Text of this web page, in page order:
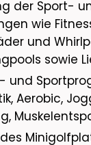
der Sport-
wie
und
sowie
und
Aerobic,